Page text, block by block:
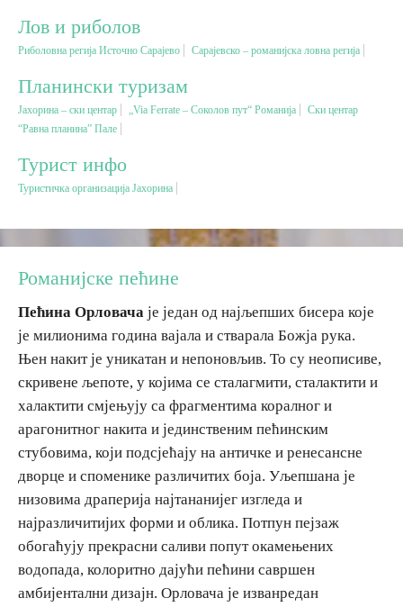
Гастрономија
Лов и риболов
Сеоски туризам
Списак дестинација
Мапа дестинација
Манифестације
Смјештај
Мултимедија
Фото
Видео
Лов и риболов
Риболовна регија Источно Сарајево Сарајевско – романијска ловна регија
Планински туризам
Јахорина – ски центар „Via Ferrate – Соколов пут“ Романија
Ски центар
“Равна планина” Пале
Турист инфо
Туристичка организација Јахорина
Романијске пећине
Пећина Орловача је један од најљепших бисера које
је милионима година вајала и стварала Божја рука.
Њен накит је уникатан и непоновљив. То су неописиве,
скривене љепоте, у којима се сталагмити, сталактити и
халактити смјењују са фрагментима коралног и
арагонитног накита и јединственим пећинским
стубовима, који подсјећају на античке и ренесансне
дворце и споменике различитих боја. Уљепшана је
низовима драперија најтананијег изгледа и
најразличитијих форми и облика. Потпун пејзаж
обогаћују прекрасни саливи попут окамењених
водопада, колоритно дајући пећини савршен
амбијентални дизајн. Орловача је изванредан